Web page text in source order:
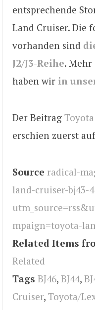
entsprechende
Land Cruiser. Die
vorhanden sind
J2/J3-Reihe. Mehr
haben wir in
Der Beitrag
erschien zuerst
Source radical-
land-cruiser-bj43-
mpaign=toyota-
Related Items
Related
Tags BJ46, BJ44,
Cruiser, Toyota/